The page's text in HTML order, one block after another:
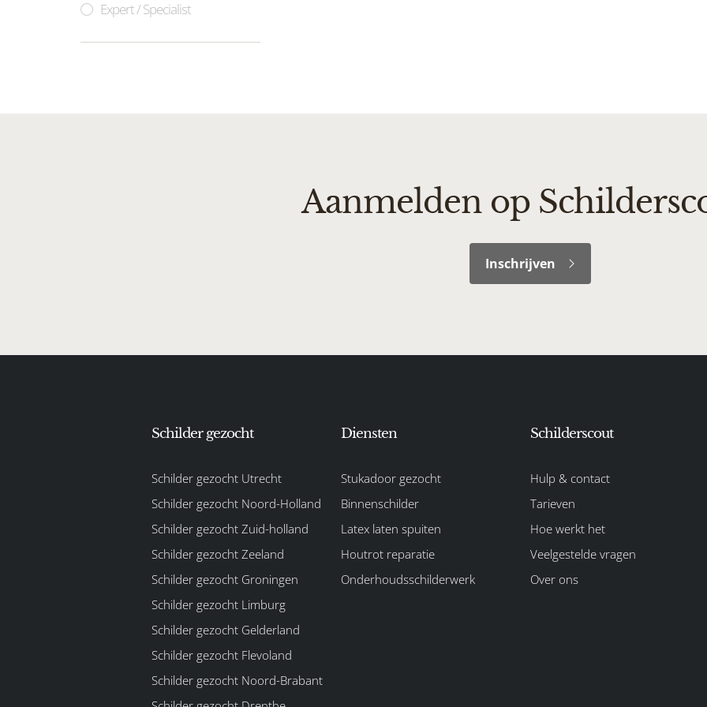
Expert / Specialist
Aanmelden op
Inschrijven
Schilder gezocht
Schilder gezocht Utrecht
Schilder gezocht Noord-Holland
Schilder gezocht Zuid-holland
Schilder gezocht Zeeland
Schilder gezocht Groningen
Schilder gezocht Limburg
Schilder gezocht Gelderland
Schilder gezocht Flevoland
Schilder gezocht Noord-Brabant
Diensten
Stukadoor gezocht
Binnenschilder
Latex laten spuiten
Houtrot reparatie
Onderhoudsschilderwerk
Schilderscout
Hulp & contact
Tarieven
Hoe werkt het
Veelgestelde vragen
Over ons